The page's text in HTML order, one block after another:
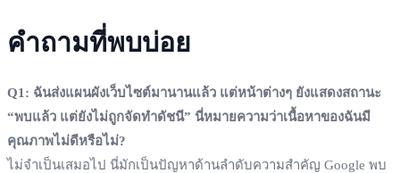
คำถามที่พบบ่อย
Q1: ฉันส่งแผนผังเว็บไซต์มานานแล้ว แต่หน้าต่างๆ ยังแสดงสถานะ
“พบแล้ว แต่ยังไม่ถูกจัดทำดัชนี” นี่หมายความว่าเนื้อหาของฉันมี
คุณภาพไม่ดีหรือไม่?
ไม่จำเป็นเสมอไป นี่มักเป็นปัญหาด้านลำดับความสำคัญ Google พบ